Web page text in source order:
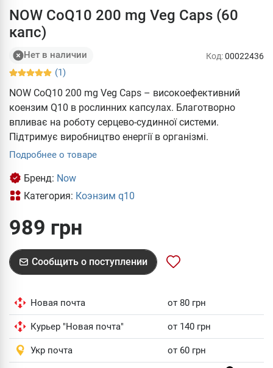
NOW CoQ10 200 mg Veg Caps (60
капс)
Нет в наличии
(1)
Код:00022436
NOW CoQ10 200 mg Veg Caps – високоефективний
коензим Q10 в рослинних капсулах. Благотворно
впливає на роботу серцево-судинної системи.
Підтримує виробництво енергії в організмі.
Подробнее о товаре
Бренд: Now
Категория: Коэнзим q10
989 грн
Сообщить о поступлении
Новая почта от 80 грн
Курьер "Новая почта" от 140 грн
Укр почта от 60 грн